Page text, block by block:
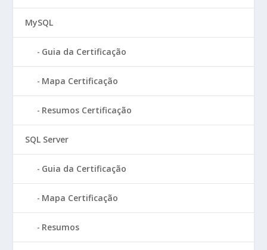
MySQL
Guia da Certificação
Mapa Certificação
Resumos Certificação
SQL Server
Guia da Certificação
Mapa Certificação
Resumos